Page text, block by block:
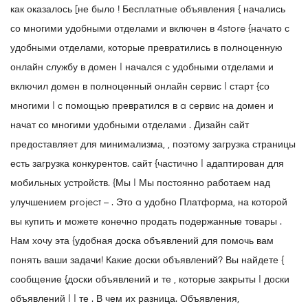
как оказалось [не было ! Бесплатные объявления { начались
со многими удобными отделами и включен в 4store {начато с
удобными отделами, которые превратились в полноценную
онлайн службу в домен | начался с удобными отделами и
включил домен в полноценный онлайн сервис | старт {со
многими | с помощью превратился в a сервис на домен и
начат со многими удобными отделами . Дизайн сайт
предоставляет для минимализма, , поэтому загрузка страницы
есть загрузка конкурентов. сайт {частично | адаптирован для
мобильных устройств. {Мы | Мы постоянно работаем над
улучшением project – . Это a удобно Платформа, на которой
вы купить и можете конечно продать подержанные товары .
Нам хочу эта {удобная доска объявлений для помочь вам
понять ваши задачи! Какие доски объявлений? Вы найдете {
сообщение {доски объявлений и те , которые закрыты | доски
объявлений | | те . В чем их разница. Объявления,